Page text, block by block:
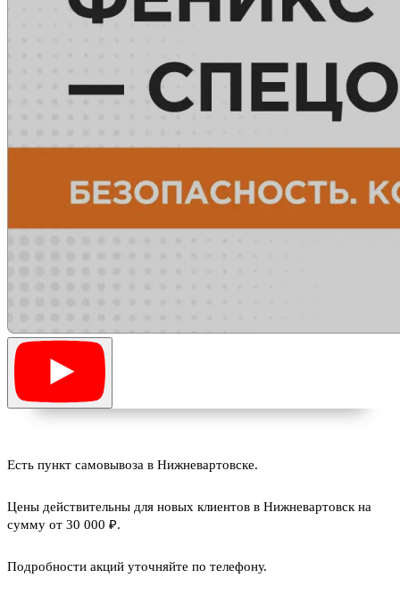
Есть пункт самовывоза в Нижневартовске.
Цены действительны для новых клиентов в Нижневартовск на
сумму от 30 000 ₽.
Подробности акций уточняйте по телефону.